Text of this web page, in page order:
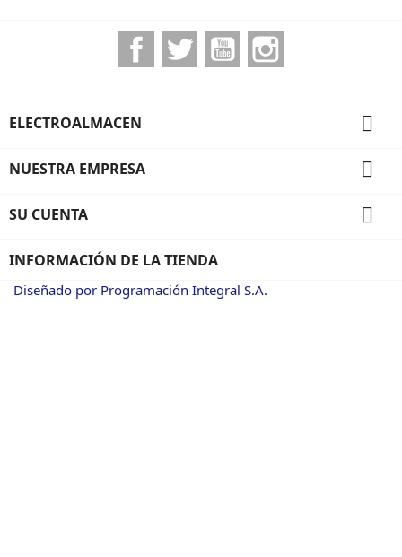
FacebookTwitter YouTube
ELECTROALMACEN 
NUESTRA EMPRESA 
SU CUENTA 
INFORMACIÓN DE LA TIENDA
Diseñado por Programación Integral S.A.